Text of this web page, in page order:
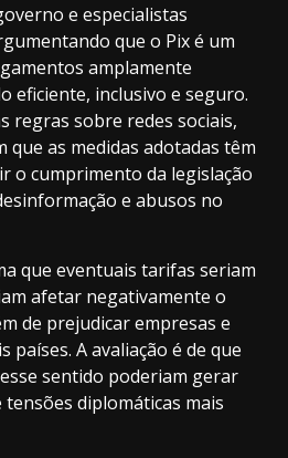
e especialistas
que o Pix é um
amplamente
eficiente, inclusivo e seguro.
regras sobre redes sociais,
que as medidas adotadas têm
o cumprimento da legislação
e abusos no
que eventuais tarifas seriam
afetar negativamente o
de prejudicar empresas e
países. A avaliação é de que
sentido poderiam gerar
diplomáticas mais